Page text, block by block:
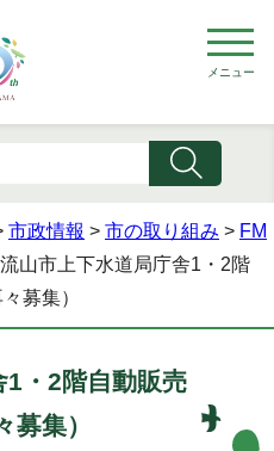
メニュー
市政情報 > 市の取り組み > FM
山市上下水道局庁舎1・2階
募集）
1・2階自動販売
集）